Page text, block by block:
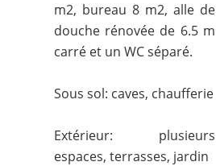
m2, bureau 8 m2, alle de
douche rénovée de 6.5 m
carré et un WC séparé.
Sous sol: caves, chaufferie
Extérieur: plusieurs
espaces, terrasses, jardin